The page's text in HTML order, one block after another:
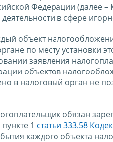
Федерации (далее
в сфере
объект
по месту установки
заявления
объектов
в налоговый орган не
обязан
1 статьи 333.58
каждого объекта